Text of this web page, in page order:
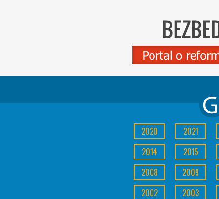
2021
2020
2015
2014
2009
2008
2003
2002